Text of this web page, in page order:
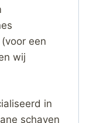
een
wij
in
schaven